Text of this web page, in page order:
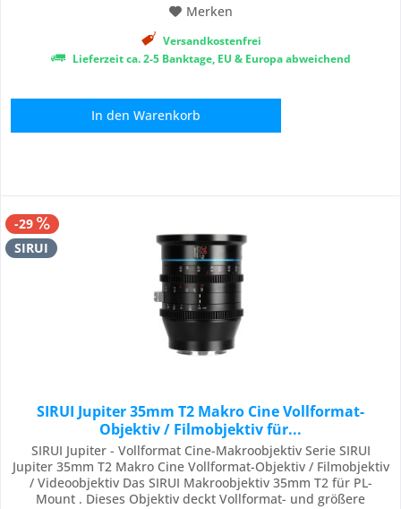
Merken
Versandkostenfrei
Lieferzeit ca. 2-5 Banktage, EU & Europa abweichend
In den Warenkorb
-29
SIRUI
SIRUI Jupiter 35mm T2 Makro Cine Vollformat-
Objektiv / Filmobjektiv für...
SIRUI Jupiter - Vollformat Cine-Makroobjektiv Serie SIRUI
Jupiter 35mm T2 Makro Cine Vollformat-Objektiv / Filmobjektiv
/ Videoobjektiv Das SIRUI Makroobjektiv 35mm T2 für PL-
Mount . Dieses Objektiv deckt Vollformat- und größere